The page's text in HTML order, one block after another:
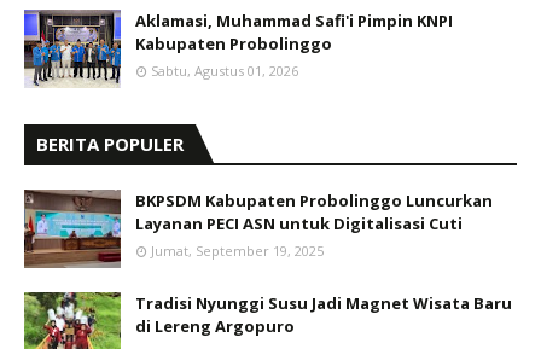
Aklamasi, Muhammad Safi'i Pimpin KNPI
Kabupaten Probolinggo
Sabtu, Agustus 01, 2026
BERITA POPULER
BKPSDM Kabupaten Probolinggo Luncurkan
Layanan PECI ASN untuk Digitalisasi Cuti
Jumat, September 19, 2025
Tradisi Nyunggi Susu Jadi Magnet Wisata Baru
di Lereng Argopuro